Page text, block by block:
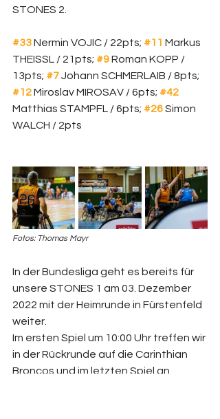
STONES 2.
#33 Nermin VOJIC / 22pts; #11 Markus
THEISSL / 21pts; #9 Roman KOPP /
13pts; #7 Johann SCHMERLAIB / 8pts;
#12 Miroslav MIROSAV / 6pts; #42
Matthias STAMPFL / 6pts; #26 Simon
WALCH / 2pts
Fotos: Thomas Mayr
In der Bundesliga geht es bereits für
unsere STONES 1 am 03. Dezember
2022 mit der Heimrunde in Fürstenfeld
weiter.
Im ersten Spiel um 10:00 Uhr treffen wir
in der Rückrunde auf die Carinthian
Broncos und im letzten Spiel an